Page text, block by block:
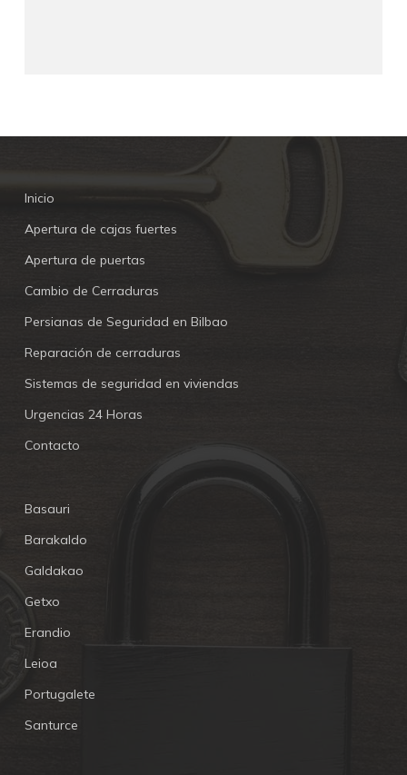
Inicio
Apertura de cajas fuertes
Apertura de puertas
Cambio de Cerraduras
Persianas de Seguridad en Bilbao
Reparación de cerraduras
Sistemas de seguridad en viviendas
Urgencias 24 Horas
Contacto
Basauri
Barakaldo
Galdakao
Getxo
Erandio
Leioa
Portugalete
Santurce